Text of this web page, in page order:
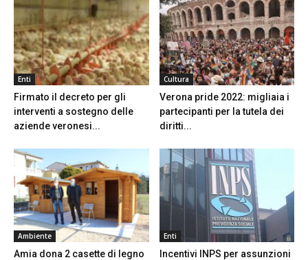
Enti
Firmato il decreto per gli
interventi a sostegno delle
aziende veronesi...
Cultura
Verona pride 2022: migliaia i
partecipanti per la tutela dei
diritti...
Ambiente
Amia dona 2 casette di legno
Enti
Incentivi INPS per assunzioni